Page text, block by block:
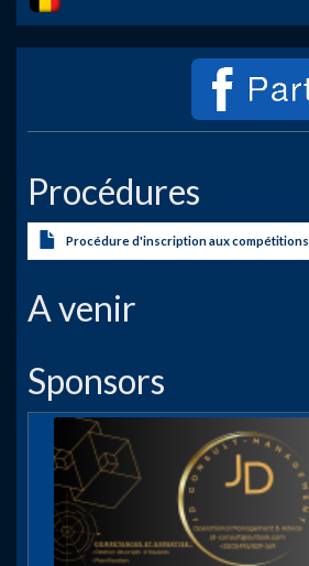
Procédures
Procédure d'inscription aux compétitions
A venir
Sponsors